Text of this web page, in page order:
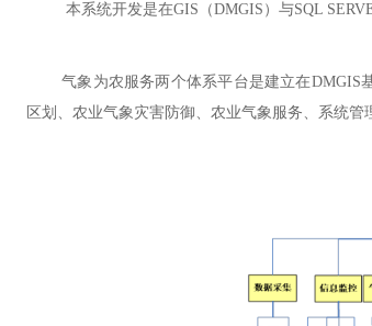
本系统开发是在GIS（DMGIS）与SQL
气象为农服务两个体系平台是建立在DMGIS
区划、农业气象灾害防御、农业气象服务、系统管